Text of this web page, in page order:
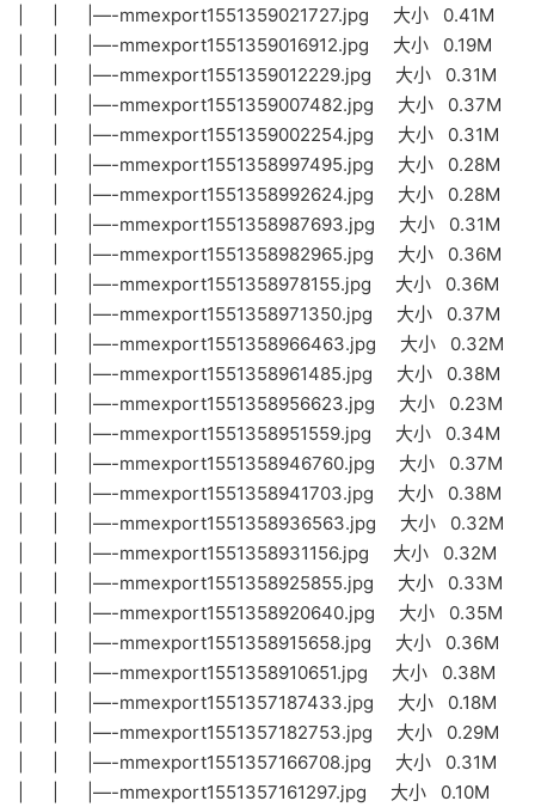
| | |—-mmexport1551359021727.jpg 大小 0.41M
| | |—-mmexport1551359016912.jpg 大小 0.19M
| | |—-mmexport1551359012229.jpg 大小 0.31M
| | |—-mmexport1551359007482.jpg 大小 0.37M
| | |—-mmexport1551359002254.jpg 大小 0.31M
| | |—-mmexport1551358997495.jpg 大小 0.28M
| | |—-mmexport1551358992624.jpg 大小 0.28M
| | |—-mmexport1551358987693.jpg 大小 0.31M
| | |—-mmexport1551358982965.jpg 大小 0.36M
| | |—-mmexport1551358978155.jpg 大小 0.36M
| | |—-mmexport1551358971350.jpg 大小 0.37M
| | |—-mmexport1551358966463.jpg 大小 0.32M
| | |—-mmexport1551358961485.jpg 大小 0.38M
| | |—-mmexport1551358956623.jpg 大小 0.23M
| | |—-mmexport1551358951559.jpg 大小 0.34M
| | |—-mmexport1551358946760.jpg 大小 0.37M
| | |—-mmexport1551358941703.jpg 大小 0.38M
| | |—-mmexport1551358936563.jpg 大小 0.32M
| | |—-mmexport1551358931156.jpg 大小 0.32M
| | |—-mmexport1551358925855.jpg 大小 0.33M
| | |—-mmexport1551358920640.jpg 大小 0.35M
| | |—-mmexport1551358915658.jpg 大小 0.36M
| | |—-mmexport1551358910651.jpg 大小 0.38M
| | |—-mmexport1551357187433.jpg 大小 0.18M
| | |—-mmexport1551357182753.jpg 大小 0.29M
| | |—-mmexport1551357166708.jpg 大小 0.31M
| | |—-mmexport1551357161297.jpg 大小 0.10M